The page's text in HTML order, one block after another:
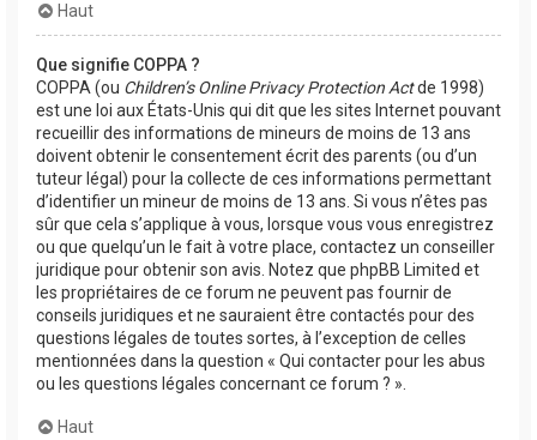
Haut
Que signifie COPPA ?
COPPA (ou Children’s Online Privacy Protection Actde 1998)
est une loi aux États-Unis qui dit que les sites Internet pouvant
recueillir des informations de mineurs de moins de 13 ans
doivent obtenir le consentement écrit des parents (ou d’un
tuteur légal) pour la collecte de ces informations permettant
d’identifier un mineur de moins de 13 ans. Si vous n’êtes pas
sûr que cela s’applique à vous, lorsque vous vous enregistrez
ou que quelqu’un le fait à votre place, contactez un conseiller
juridique pour obtenir son avis. Notez que phpBB Limited et
les propriétaires de ce forum ne peuvent pas fournir de
conseils juridiques et ne sauraient être contactés pour des
questions légales de toutes sortes, à l’exception de celles
mentionnées dans la question « Qui contacter pour les abus
ou les questions légales concernant ce forum ? ».
Haut